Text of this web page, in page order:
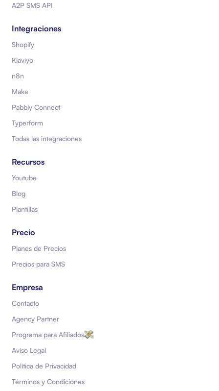
A2P SMS API
Integraciones
Shopify
Klaviyo
n8n
Make
Pabbly Connect
Typerform
Todas las integraciones
Recursos
Youtube
Blog
Plantillas
Precio
Planes de Precios
Precios para SMS
Empresa
Contacto
Agency Partner
Programa para Afiliados
Aviso Legal
Política de Privacidad
Términos y Condiciones